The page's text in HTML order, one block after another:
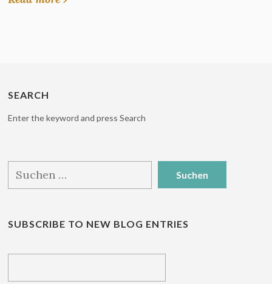
SEARCH
Enter the keyword and press Search
nach:
SUBSCRIBE TO NEW BLOG ENTRIES